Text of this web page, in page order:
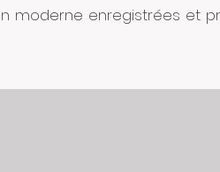
moderne enregistrées et